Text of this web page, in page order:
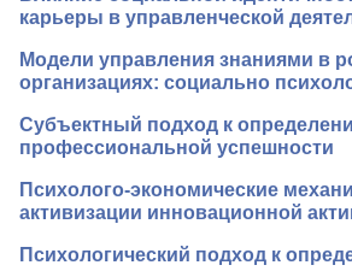
карьеры в управленческой
Модели управления знаниями в
организациях: социально
Субъектный подход к
профессиональной успешности
Психолого-экономические
активизации инновационной
Психологический подход к